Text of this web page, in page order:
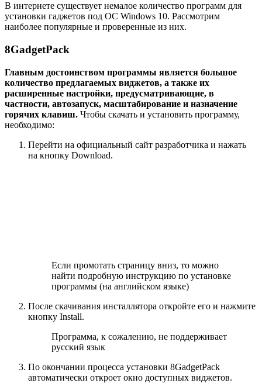
В интернете существует немалое количество программ для
установки гаджетов под ОС Windows 10. Рассмотрим
наиболее популярные и проверенные из них.
8GadgetPack
Главным достоинством программы является большое
количество предлагаемых виджетов, а также их
расширенные настройки, предусматривающие, в
частности, автозапуск, масштабирование и назначение
горячих клавиш. Чтобы скачать и установить программу,
необходимо:
Перейти на официальный сайт разработчика и нажать
на кнопку Download.
Если промотать страницу вниз, то можно
найти подробную инструкцию по установке
программы (на английском языке)
После скачивания инсталлятора откройте его и нажмите
кнопку Install.
Программа, к сожалению, не поддерживает
русский язык
По окончании процесса установки 8GadgetPack
автоматически откроет окно доступных виджетов.